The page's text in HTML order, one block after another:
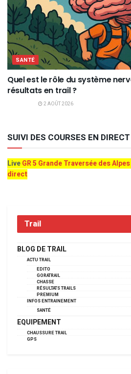
SANTÉ
Quel est le rôle du système
résultats en trail ?
2 AOÛT 2026
SUIVI DES COURSES EN DIRECT
LiveGR 5 Grande Traversée des
direct
Trail
BLOG DE TRAIL
ACTU TRAIL
EDITO
GORATRAIL
CHASSE
RÉSULTATS TRAILS
PREMIUM
INFOS ENTRAINEMENT
SANTÉ
EQUIPEMENT
CHAUSSURE TRAIL
GPS